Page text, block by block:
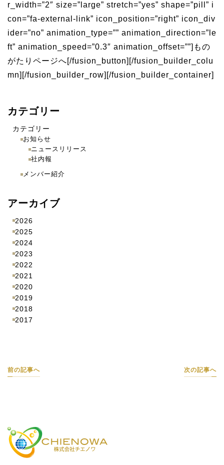
r_width=”2″ size=”large” stretch=”yes” shape=”pill” i
con=”fa-external-link” icon_position=”right” icon_div
ider=”no” animation_type=”” animation_direction=”le
ft” animation_speed=”0.3″ animation_offset=””]もの
がたりページへ[/fusion_button][/fusion_builder_colu
mn][/fusion_builder_row][/fusion_builder_container]
カテゴリー
カテゴリー
お知らせ
ニュースリリース
社内報
メンバー紹介
アーカイブ
2026
2025
2024
2023
2022
2021
2020
2019
2018
2017
前の記事へ 次の記事へ